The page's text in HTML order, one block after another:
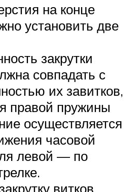
на конце
установить две
закрутки
совпадать с
их завитков,
правой пружины
осуществляется
часовой
левой — по
витков